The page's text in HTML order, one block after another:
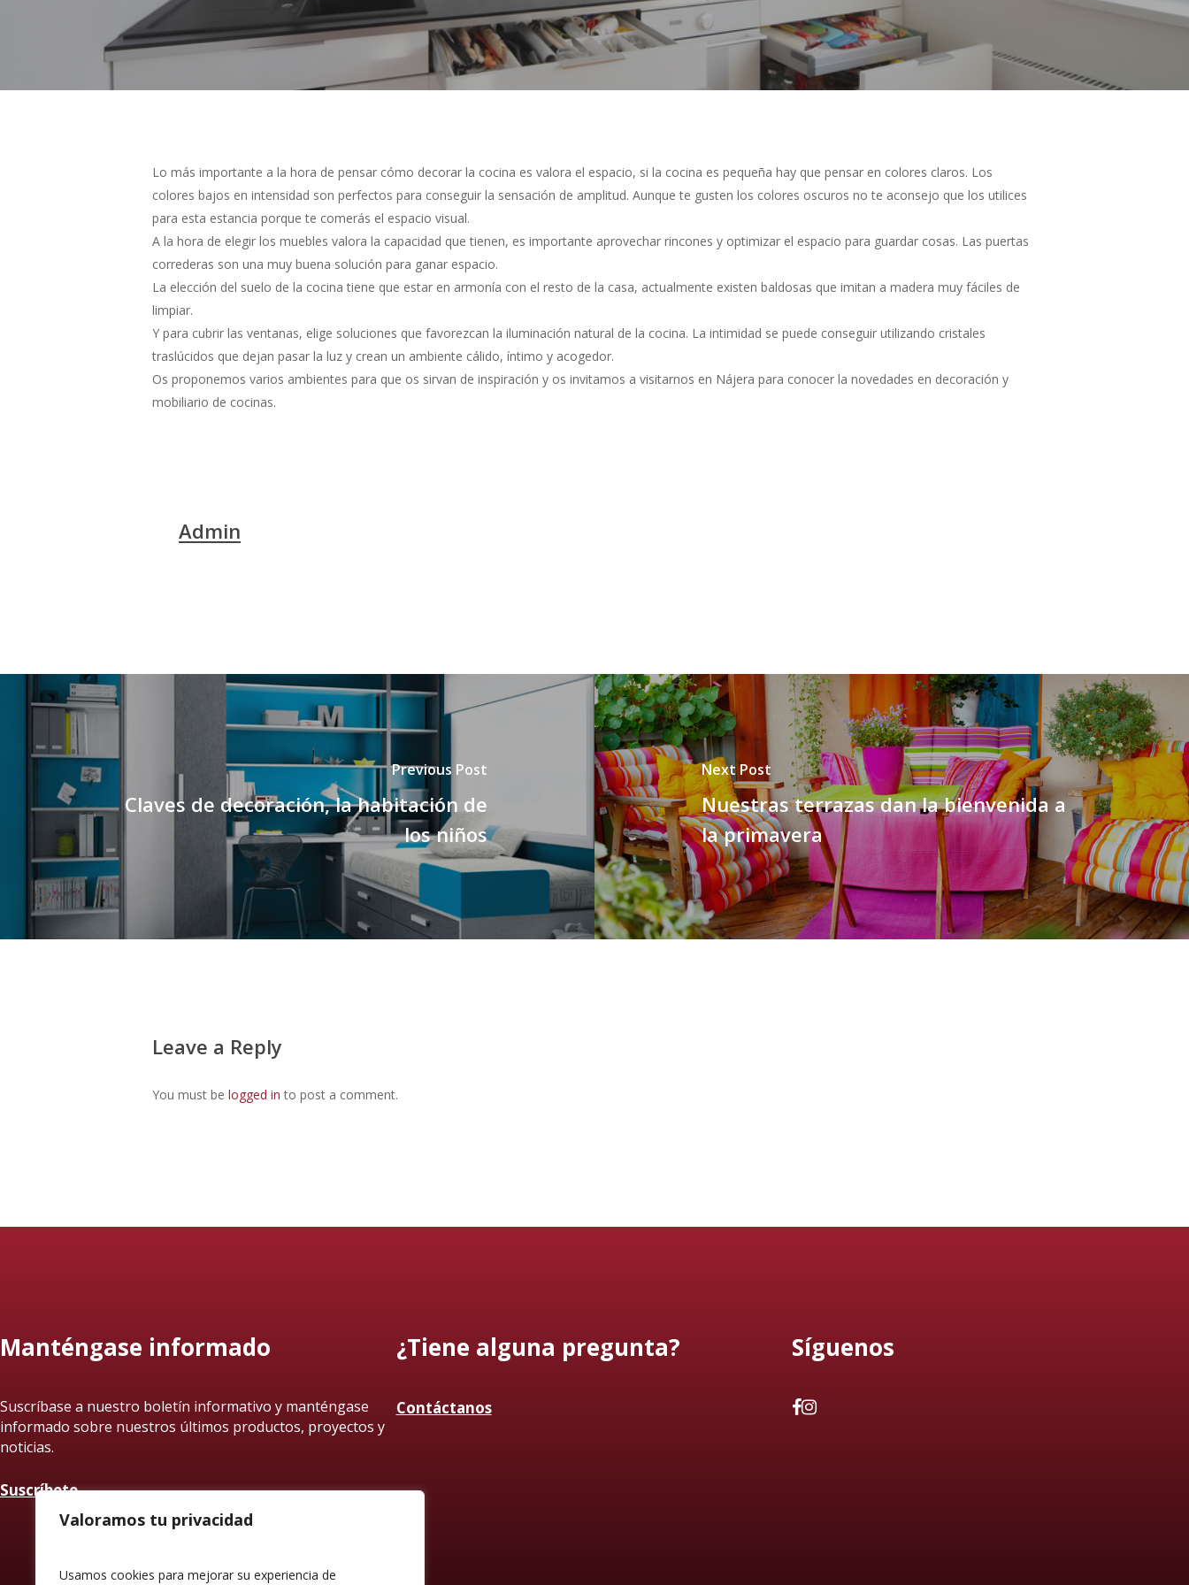
Valoramos tu privacidad
Usamos cookies para mejorar su experiencia de
Hit enter to search or ESC to close
Lo más importante a la hora de pensar cómo decorar la cocina es valora el espacio, si la cocina es pequeña hay que pensar en colores claros. Los
colores bajos en intensidad son perfectos para conseguir la sensación de amplitud. Aunque te gusten los colores oscuros no te aconsejo que los utilices
para esta estancia porque te comerás el espacio visual.
A la hora de elegir los muebles valora la capacidad que tienen, es importante aprovechar rincones y optimizar el espacio para guardar cosas. Las puertas
correderas son una muy buena solución para ganar espacio.
La elección del suelo de la cocina tiene que estar en armonía con el resto de la casa, actualmente existen baldosas que imitan a madera muy fáciles de
limpiar.
Y para cubrir las ventanas, elige soluciones que favorezcan la iluminación natural de la cocina. La intimidad se puede conseguir utilizando cristales
traslúcidos que dejan pasar la luz y crean un ambiente cálido, íntimo y acogedor.
Os proponemos varios ambientes para que os sirvan de inspiración y os invitamos a visitarnos en Nájera para conocer la novedades en decoración y
mobiliario de cocinas.
Admin
Previous Post
Claves de decoración, la habitación de
los niños
Next Post
Nuestras terrazas dan la bienvenida a
la primavera
Leave a Reply
You must be logged in to post a comment.
Manténgase informado
Suscríbase a nuestro boletín informativo y manténgase
informado sobre nuestros últimos productos, proyectos y
noticias.
Suscríbete
¿Tiene alguna pregunta?
Contáctanos
Síguenos